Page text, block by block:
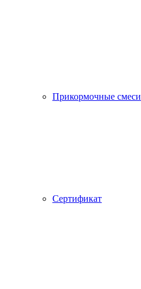
Прикормочные смеси
Сертификат